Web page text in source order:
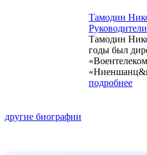
Тамодин
Руководители
Тамодин
годы был
подробнее
другие биографии